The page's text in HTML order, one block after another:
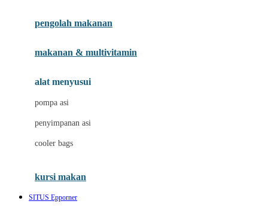
Joolz
Leclerc
Lee Vierra
pengolah makanan
makanan & multivitamin
alat menyusui
pompa asi
penyimpanan asi
cooler bags
kursi makan
SITUS Epporner